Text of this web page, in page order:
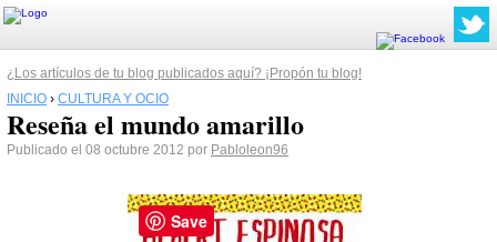
¿Los artículos de tu blog publicados aquí? ¡Propón tu blog!
INICIO › CULTURA Y OCIO
Reseña el mundo amarillo
Publicado el 08 octubre 2012 por Pabloleon96
Save